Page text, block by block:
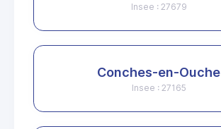
Insee : 27679
Conches-en-Ouche
Insee : 27165